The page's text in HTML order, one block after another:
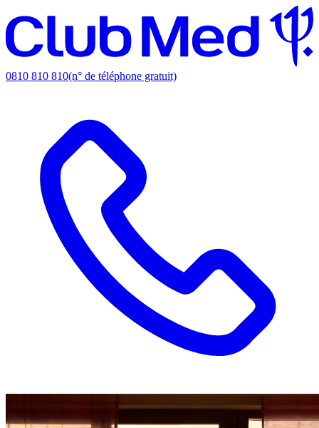
0810 810 810(n° de téléphone gratuit)